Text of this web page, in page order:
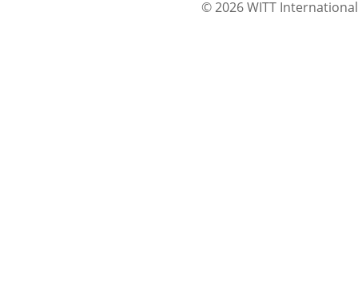
© 2026 WITT International